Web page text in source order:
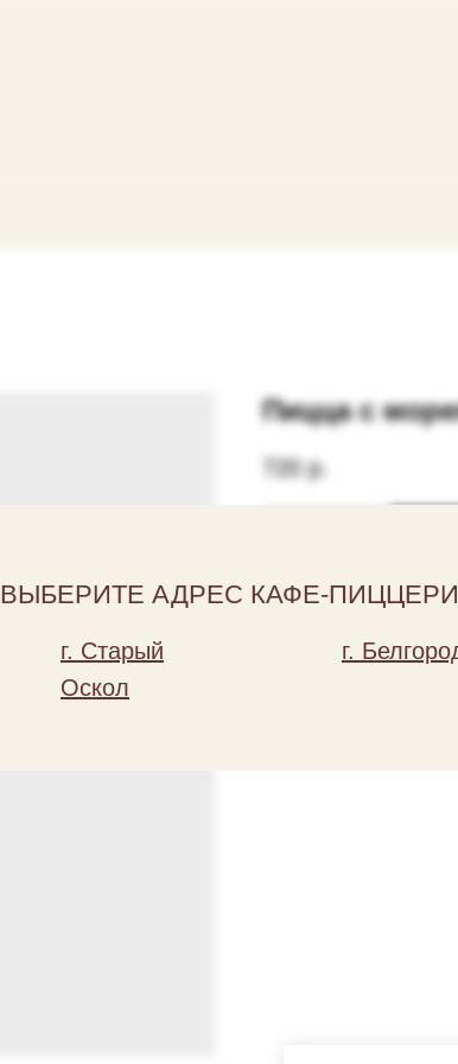
ВЫБЕРИТЕ АДРЕС КАФЕ-
г. Старый
Оскол
г.
Пицца с
720 р.
Состав: креветки,